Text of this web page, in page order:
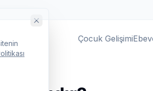
Çocuk Gelişimi